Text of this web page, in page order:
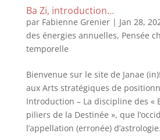
Ba Zi, introduction…
par Fabienne Grenier| Jan 28,
des énergies annuelles, Pensée
temporelle
Bienvenue sur le site de Janae
aux Arts stratégiques de
Introduction – La discipline des «
piliers de la Destinée », que
l’appellation (erronée)